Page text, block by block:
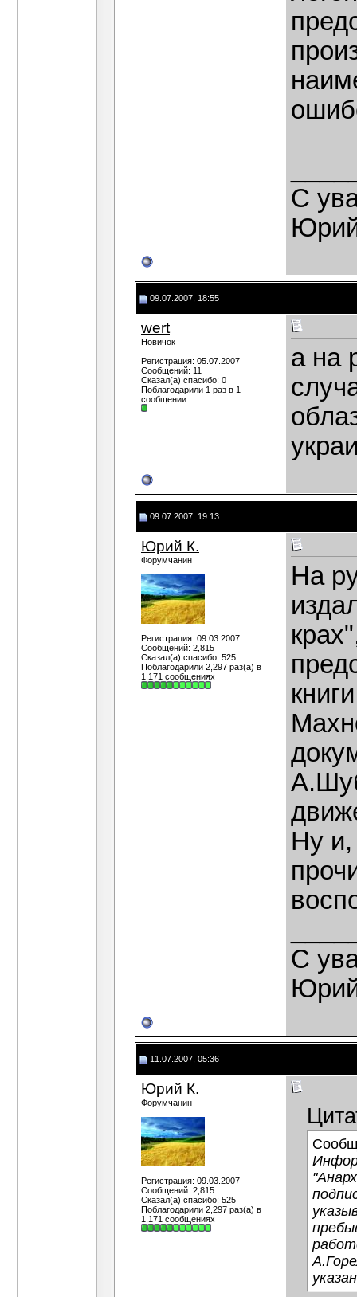
С
09.07.2007, 18:55
wert
Новичок
Регистрация: 05.07.2007
Сообщений: 11
Сказал(а) спасибо: 0
Поблагодарили 1 раз в 1
сообщении
а на
09.07.2007, 19:13
Юрий К.
Форумчанин
Регистрация: 09.03.2007
Сообщений: 2,815
Сказал(а) спасибо: 525
Поблагодарили 2,297 раз(а) в
1,171 сообщениях
На
Ну и,
С
11.07.2007, 05:36
Юрий К.
Форумчанин
Регистрация: 09.03.2007
Сообщений: 2,815
Сказал(а) спасибо: 525
Поблагодарили 2,297 раз(а) в
1,171 сообщениях